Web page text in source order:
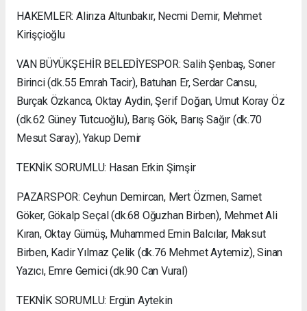
HAKEMLER: Alirıza Altunbakır, Necmi Demir, Mehmet
Kirişçioğlu
VAN BÜYÜKŞEHİR BELEDİYESPOR: Salih Şenbaş, Soner
Birinci (dk.55 Emrah Tacir), Batuhan Er, Serdar Cansu,
Burçak Özkanca, Oktay Aydin, Şerif Doğan, Umut Koray Öz
(dk.62 Güney Tutcuoğlu), Barış Gök, Barış Sağır (dk.70
Mesut Saray), Yakup Demir
TEKNİK SORUMLU: Hasan Erkin Şimşir
PAZARSPOR: Ceyhun Demircan, Mert Özmen, Samet
Göker, Gökalp Seçal (dk.68 Oğuzhan Birben), Mehmet Ali
Kıran, Oktay Gümüş, Muhammed Emin Balcılar, Maksut
Birben, Kadir Yılmaz Çelik (dk.76 Mehmet Aytemiz), Sinan
Yazıcı, Emre Gemici (dk.90 Can Vural)
TEKNİK SORUMLU: Ergün Aytekin